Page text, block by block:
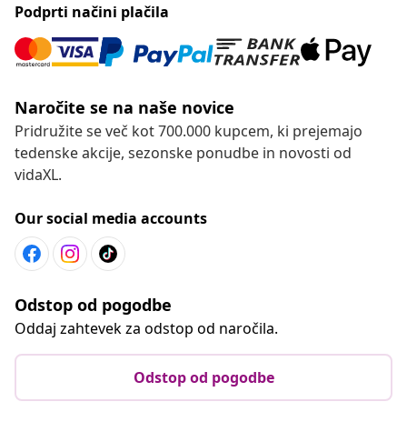
Podprti načini plačila
Naročite se na naše novice
Pridružite se več kot 700.000 kupcem, ki prejemajo
tedenske akcije, sezonske ponudbe in novosti od
vidaXL.
Our social media accounts
Odstop od pogodbe
Oddaj zahtevek za odstop od naročila.
Odstop od pogodbe